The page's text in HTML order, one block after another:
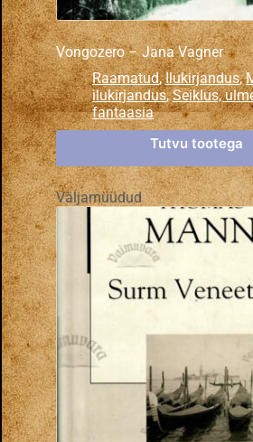
Vongozero – Jana Vagner
Raamatud,Ilukirjandus,
ilukirjandus,Seiklus,
fantaasia
Tutvu tootega
Väljamüüdud